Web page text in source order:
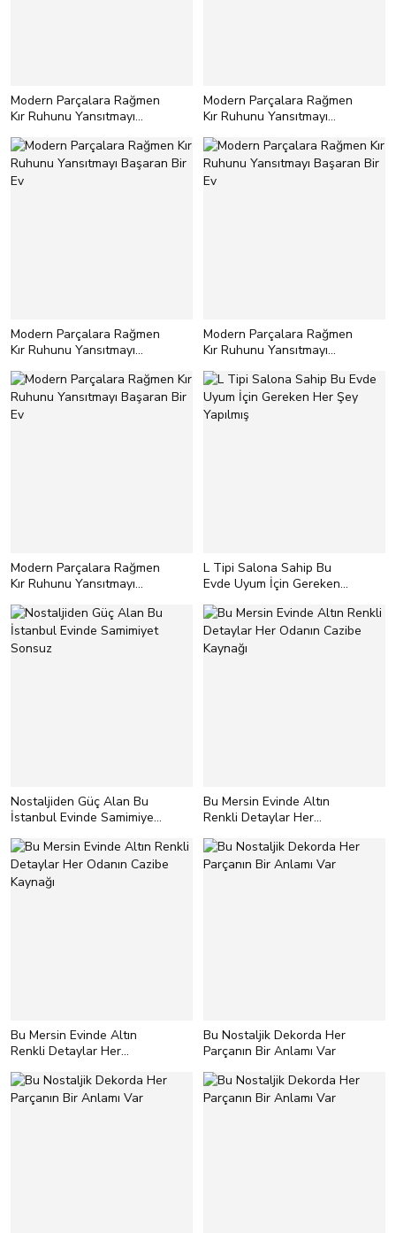
Modern Parçalara Rağmen
Kır Ruhunu Yansıtmayı
Modern Parçalara Rağmen
Kır Ruhunu Yansıtmayı
Modern Parçalara Rağmen
Kır Ruhunu Yansıtmayı
Modern Parçalara Rağmen
Kır Ruhunu Yansıtmayı
Modern Parçalara Rağmen
Kır Ruhunu Yansıtmayı
L Tipi Salona Sahip Bu
Evde Uyum İçin Gereken
Nostaljiden Güç Alan Bu
İstanbul Evinde Samimiyet
Bu Mersin Evinde Altın
Renkli Detaylar Her
Bu Mersin Evinde Altın
Renkli Detaylar Her
Bu Nostaljik Dekorda Her
Parçanın Bir Anlamı Var